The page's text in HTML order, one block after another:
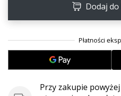
ambasadorem
Weplayhandball
jesteś
maniakiem
piłki
tak
Dodaj
Przy zakupie powyżej